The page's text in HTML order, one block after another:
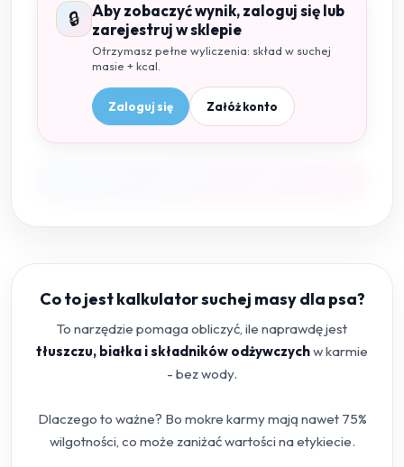
🔒
Aby zobaczyć wynik, zaloguj się lub
zarejestruj w sklepie
Otrzymasz pełne wyliczenia: skład w suchej
masie + kcal.
Zaloguj się Załóż konto
Co to jest kalkulator suchej masy dla psa?
To narzędzie pomaga obliczyć, ile naprawdę jest
tłuszczu, białka i składników odżywczychw karmie
- bez wody.
Dlaczego to ważne? Bo mokre karmy mają nawet 75%
wilgotności, co może zaniżać wartości na etykiecie.